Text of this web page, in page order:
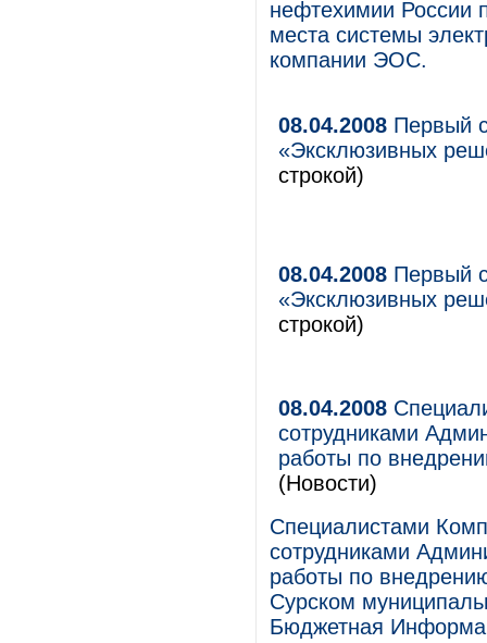
нефтехимии России
места системы
компании ЭОС.
08.04.2008 Первый
«Эксклюзивных
строкой)
08.04.2008 Первый
«Эксклюзивных
строкой)
08.04.2008
сотрудниками
работы по
(Новости)
Специалистами
сотрудниками
работы по
Сурском
Бюджетная